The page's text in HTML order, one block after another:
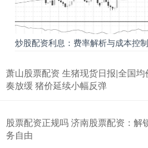
炒股配资利息：费率解析与成本控制
萧山股票配资 生猪现货日报|全国
奏放缓 猪价延续小幅反弹
股票配资正规吗 济南股票配资：解
务自由